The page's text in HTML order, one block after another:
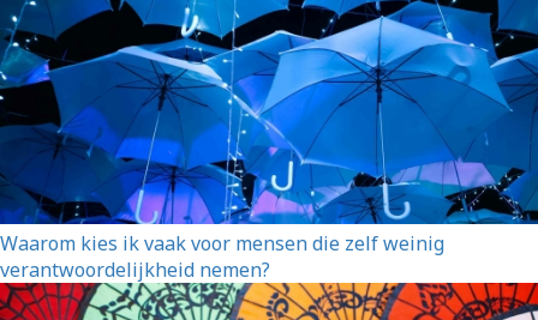
Waarom kies ik vaak voor mensen die zelf weinig
verantwoordelijkheid nemen?